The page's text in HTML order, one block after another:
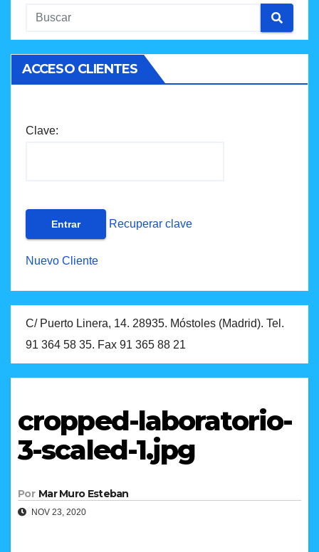
ACCESO CLIENTES
Clave:
Recuperar clave
Nuevo Cliente
C/ Puerto Linera, 14. 28935. Móstoles (Madrid). Tel.
91 364 58 35. Fax 91 365 88 21
cropped-laboratorio-
3-scaled-1.jpg
Por Mar Muro Esteban
NOV 23, 2020